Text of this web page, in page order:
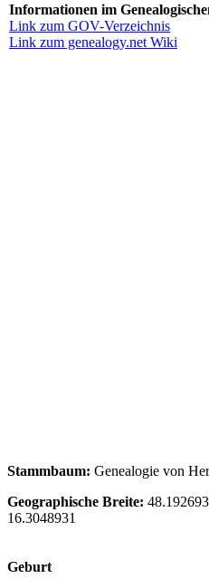
Informationen im
Link zum GOV-Verzeichnis
Link zum genealogy.net Wiki
Stammbaum: Genealogie von
Geographische Breite:
16.3048931
Geburt